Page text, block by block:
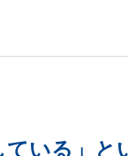
ている」